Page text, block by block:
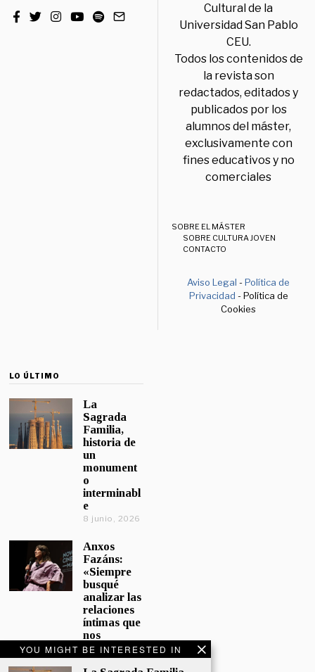
YOU MIGHT BE INTERESTED IN
Cultural de la
Universidad San Pablo
CEU.
Todos los contenidos de
la revista son
redactados, editados y
publicados por los
alumnos del máster,
exclusivamente con
fines educativos y no
comerciales
SOBRE EL MÁSTER
SOBRE CULTURA JOVEN
CONTACTO
Aviso Legal -Política de
Privacidad - Política de
Cookies
LO ÚLTIMO
La
Sagrada
Familia,
historia de
un
monument
o
interminabl
e
8 junio, 2026
Anxos
Fazáns:
«Siempre
busqué
analizar las
relaciones
íntimas que
nos
afectan»
5 junio, 2026